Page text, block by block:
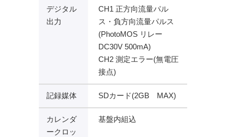
デジタル
出力
CH1 正方向流量パル
ス・負方向流量パルス
(PhotoMOS リレー
DC30V 500mA)
CH2 測定エラー(無電圧
接点)
記録媒体 SDカード(2GB MAX)
カレンダ
ークロッ
基盤内組込